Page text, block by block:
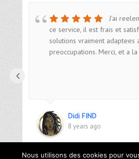
J'ai
ce service, il est frais et
solutions vraiment adaptees
preoccupations. Merci, et a
Didi FIND
8 years ago
‹
Nous utilisons des cookies pour